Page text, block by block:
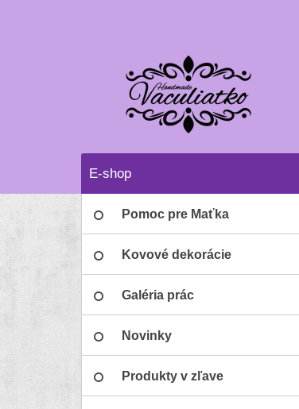
E-shop
Pomoc pre Maťka
Kovové dekorácie
Galéria prác
Novinky
Produkty v zľave